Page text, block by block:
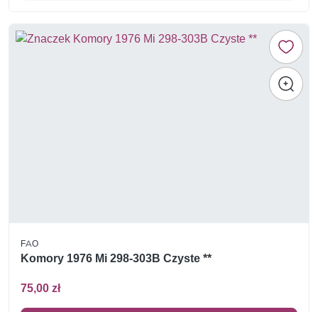
FAO
Komory 1976 Mi 298-303B Czyste **
75,00 zł